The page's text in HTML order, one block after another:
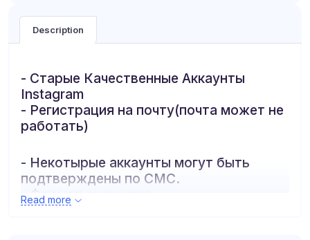
Description
- Старые Качественные Аккаунты
Instagram
- Регистрация на почту(почта может не
работать)
- Некотырые аккаунты могут быть
подтверждены по СМС.
- Формат аккаунтов:
логин:пароль:почта:пароль_почты:2fa
Read more